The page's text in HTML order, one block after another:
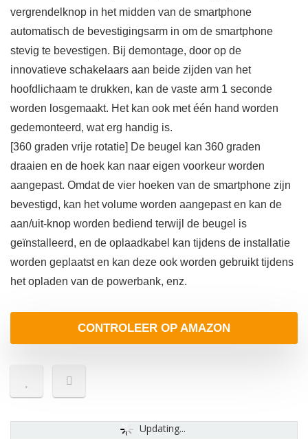
vergrendelknop in het midden van de smartphone
automatisch de bevestigingsarm in om de smartphone
stevig te bevestigen. Bij demontage, door op de
innovatieve schakelaars aan beide zijden van het
hoofdlichaam te drukken, kan de vaste arm 1 seconde
worden losgemaakt. Het kan ook met één hand worden
gedemonteerd, wat erg handig is.
[360 graden vrije rotatie] De beugel kan 360 graden
draaien en de hoek kan naar eigen voorkeur worden
aangepast. Omdat de vier hoeken van de smartphone zijn
bevestigd, kan het volume worden aangepast en kan de
aan/uit-knop worden bediend terwijl de beugel is
geïnstalleerd, en de oplaadkabel kan tijdens de installatie
worden geplaatst en kan deze ook worden gebruikt tijdens
het opladen van de powerbank, enz.
CONTROLEER OP AMAZON
Updating...